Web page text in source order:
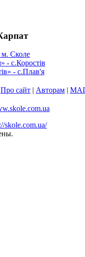
м. Сколе
- с.Коростів
- с.Плав'я
Про сайт | Авторам |
skole.com.ua/